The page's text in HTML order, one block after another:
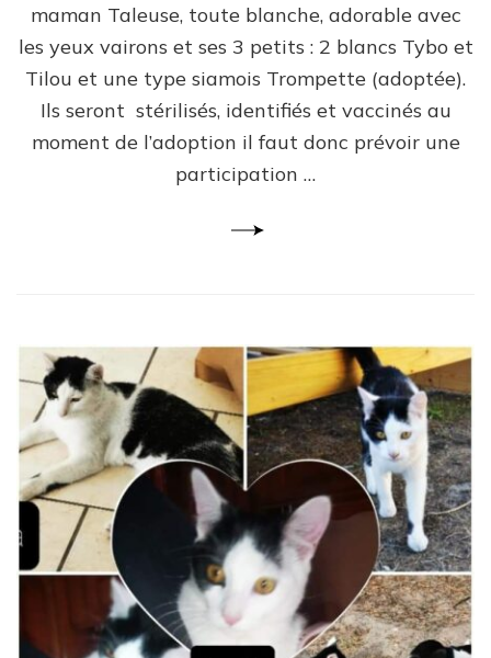
maman Taleuse, toute blanche, adorable avec
les yeux vairons et ses 3 petits : 2 blancs Tybo et
Tilou et une type siamois Trompette (adoptée).
Ils seront stérilisés, identifiés et vaccinés au
moment de l’adoption il faut donc prévoir une
participation …